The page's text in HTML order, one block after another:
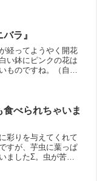
ラ』
経ってようやく開花
い鉢にピンクの花は
ものですね。（自画
、花が...
べられちゃいま
彩りを与えてくれて
すが、芋虫に葉っぱ
ましたΣ。虫が苦手